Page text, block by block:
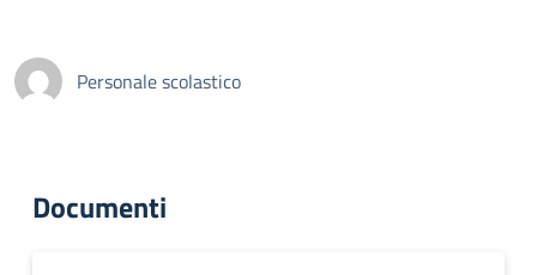
Personale scolastico
Documenti